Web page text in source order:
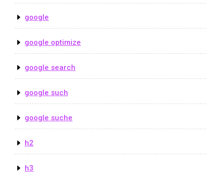
google
google optimize
google search
google such
google suche
h2
h3